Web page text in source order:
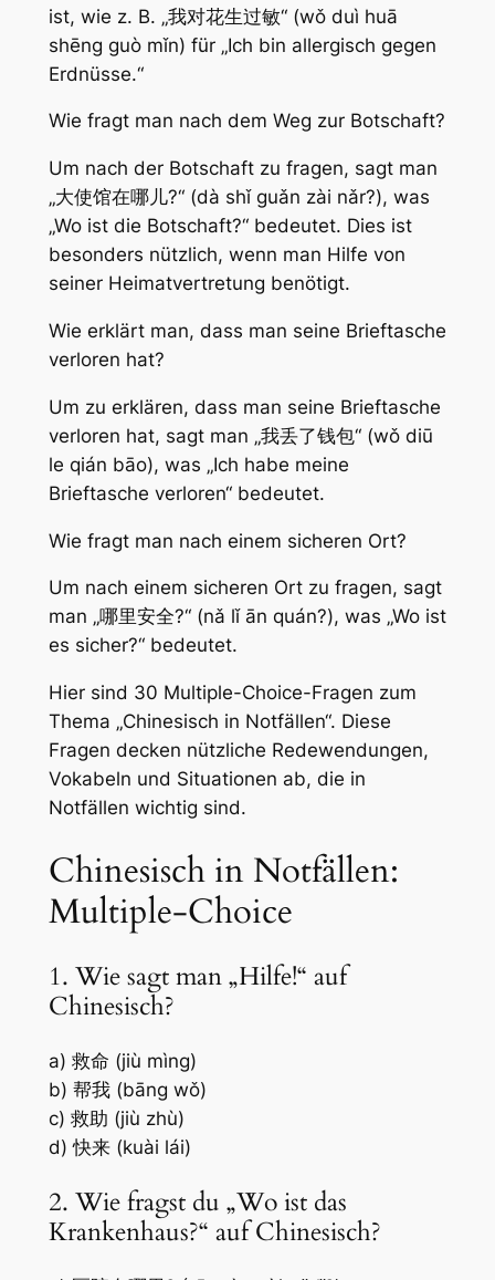
ist, wie z. B. „我对花生过敏“ (wǒ duì huā
shēng guò mǐn) für „Ich bin allergisch gegen
Erdnüsse.“
Wie fragt man nach dem Weg zur Botschaft?
Um nach der Botschaft zu fragen, sagt man
„大使馆在哪儿?“ (dà shǐ guǎn zài nǎr?), was
„Wo ist die Botschaft?“ bedeutet. Dies ist
besonders nützlich, wenn man Hilfe von
seiner Heimatvertretung benötigt.
Wie erklärt man, dass man seine Brieftasche
verloren hat?
Um zu erklären, dass man seine Brieftasche
verloren hat, sagt man „我丢了钱包“ (wǒ diū
le qián bāo), was „Ich habe meine
Brieftasche verloren“ bedeutet.
Wie fragt man nach einem sicheren Ort?
Um nach einem sicheren Ort zu fragen, sagt
man „哪里安全?“ (nǎ lǐ ān quán?), was „Wo ist
es sicher?“ bedeutet.
Hier sind 30 Multiple-Choice-Fragen zum
Thema „Chinesisch in Notfällen“. Diese
Fragen decken nützliche Redewendungen,
Vokabeln und Situationen ab, die in
Notfällen wichtig sind.
Chinesisch in Notfällen:
Multiple-Choice
1. Wie sagt man „Hilfe!“ auf
Chinesisch?
a) 救命 (jiù mìng)
b) 帮我 (bāng wǒ)
c) 救助 (jiù zhù)
d) 快来 (kuài lái)
2. Wie fragst du „Wo ist das
Krankenhaus?“ auf Chinesisch?